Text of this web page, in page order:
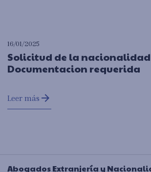
16/01/2025
Solicitud de la
Documentacion requerida
Leer más arrow_forward
Abogados Extranjería y